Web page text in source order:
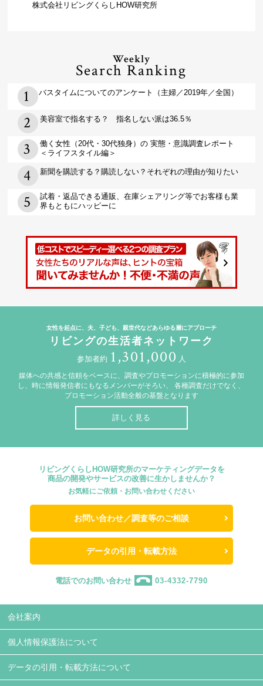
株式会社リビングくらしHOW研究所
Weekly
Search Ranking
バスタイムについてのアンケート（主婦／2019年／全国）
美容室で指名する？ 指名しない派は36.5％
働く女性（20代・30代独身）の 実態・意識調査レポート
＜ライフスタイル編＞
新聞を購読する？購読しない？それぞれの理由が知りたい
試着・返品できる通販、在庫シェアリング等でお客様も業
界もともにハッピーに
女性を起点に、夫、子ども、親世代などあらゆる層にアプローチ
リビングの生活者ネットワーク
参加者約 1,301,000 人
媒体への共感と信頼をベースに、調査やプロモーションに積極的に参加
し、時に情報発信者にもなるメンバーがそろい、
各種調査だけでなく、
プロモーション活動全般の基盤となります
詳しく見る
リビングくらしHOW研究所のマーケティングデータを
商品の開発やサービスの改善に生かしませんか？
お気軽にご依頼・お問い合わせください
お問い合わせ／調査等のご相談
データの引用・転載方法
電話でのお問い合わせ 03-4332-7790
会社案内
個人情報保護法について
データの引用・転載方法について